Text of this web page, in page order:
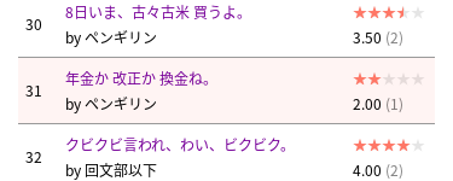
30
8日いま、古々古米 買うよ。
byペンギリン 3.50 (2)
31
年金か 改正か 換金ね。
byペンギリン 2.00 (1)
32
クビクビ言われ、わい、ビクビク。
by 回文部以下 4.00 (2)